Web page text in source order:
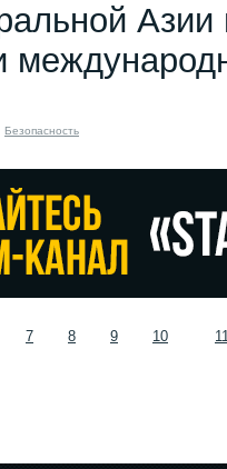
Азии
Безопасность
7 8 9 10